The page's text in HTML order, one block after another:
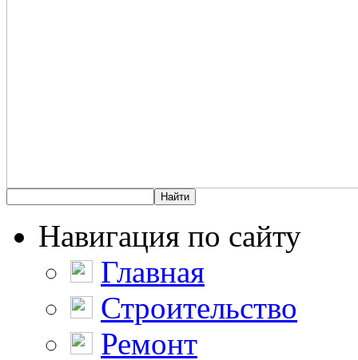
Навигация по сайту
Главная
Строительство
Ремонт